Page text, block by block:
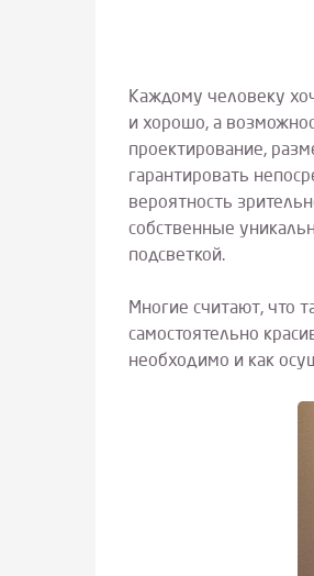
Каждому человеку
и хорошо, а
проектирование,
гарантировать
вероятность
собственные
подсветкой.
Многие считают, что
самостоятельно
необходимо и как